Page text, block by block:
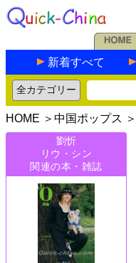
新着すべて
HOME ＞ 中国ポップス ＞
劉忻
リウ・シン
関連の本・雑誌